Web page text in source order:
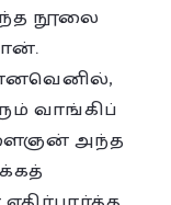
நூலை
வாங்கிப்
அந்த